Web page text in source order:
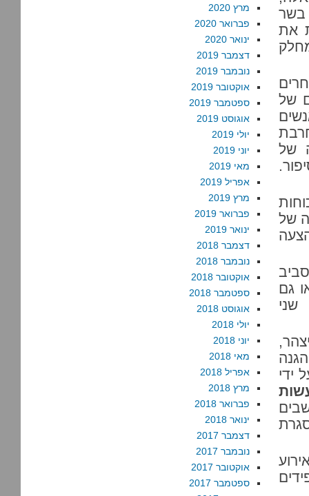
בשר
את
של
של
של
גם
שני
ידי
מרץ 2020
פברואר 2020
ינואר 2020
דצמבר 2019
נובמבר 2019
אוקטובר 2019
ספטמבר 2019
אוגוסט 2019
יולי 2019
יוני 2019
מאי 2019
אפריל 2019
מרץ 2019
פברואר 2019
ינואר 2019
דצמבר 2018
נובמבר 2018
אוקטובר 2018
ספטמבר 2018
אוגוסט 2018
יולי 2018
יוני 2018
מאי 2018
אפריל 2018
מרץ 2018
פברואר 2018
ינואר 2018
דצמבר 2017
נובמבר 2017
אוקטובר 2017
ספטמבר 2017